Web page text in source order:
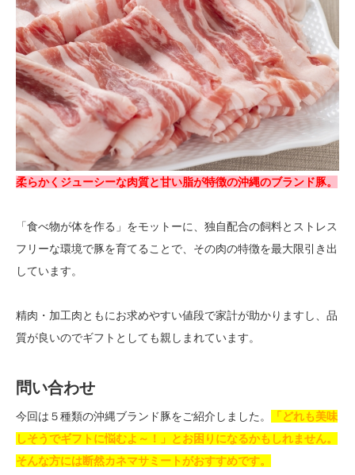
柔らかくジューシーな肉質と甘い脂が特徴の沖縄のブランド豚。
「食べ物が体を作る」をモットーに、独自配合の飼料とストレス
フリーな環境で豚を育てることで、その肉の特徴を最大限引き出
しています。
精肉・加工肉ともにお求めやすい値段で家計が助かりますし、品
質が良いのでギフトとしても親しまれています。
問い合わせ
今回は５種類の沖縄ブランド豚をご紹介しました。
「どれも美味
しそうでギフトに悩むよ～！」とお困りになるかもしれません。
そんな方には断然カネマサミートがおすすめです。